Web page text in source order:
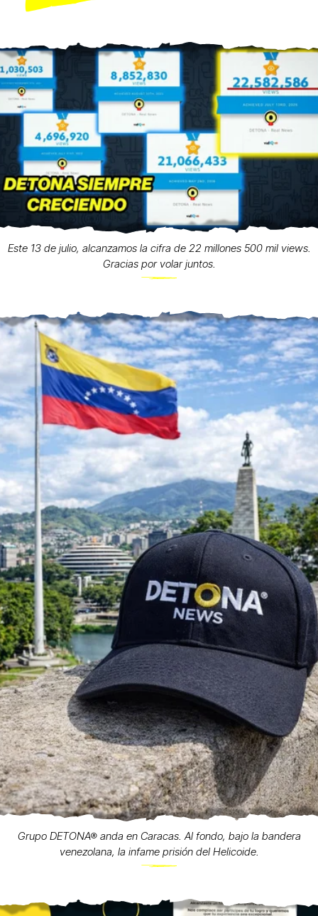
Este 13 de julio, alcanzamos la cifra de 22 millones 500 mil views.
Gracias por volar juntos.
Grupo DETONA® anda en Caracas. Al fondo, bajo la bandera
venezolana, la infame prisión del Helicoide.